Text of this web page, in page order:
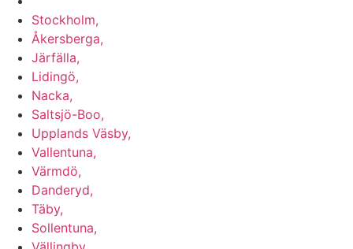
Stockholm,
Åkersberga,
Järfälla,
Lidingö,
Nacka,
Saltsjö-Boo,
Upplands Väsby,
Vallentuna,
Värmdö,
Danderyd,
Täby,
Sollentuna,